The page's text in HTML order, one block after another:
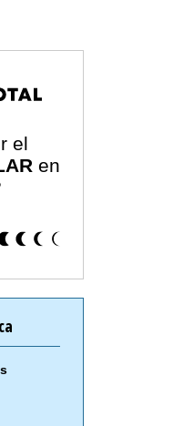
el
en